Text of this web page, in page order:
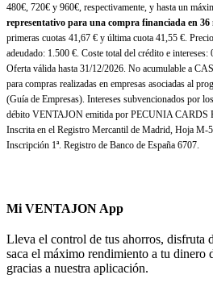
480€, 720€ y 960€, respectivamente, y hasta un
representativo para una compra financiada en 36
primeras cuotas 41,67 € y última cuota 41,55 €.
adeudado: 1.500 €. Coste total del crédito e
Oferta válida hasta 31/12/2026. No acumulable a
para compras realizadas en empresas asociadas al
(Guía de Empresas). Intereses subvencionados por
débito VENTAJON emitida por PECUNIA CARDS
Inscrita en el Registro Mercantil de Madrid, Hoja M-
Inscripción 1ª. Registro de Banco de España 6707.
Mi VENTAJON App
Lleva el control de tus ahorros, disfruta
saca el máximo rendimiento a tu dinero
gracias a nuestra aplicación.